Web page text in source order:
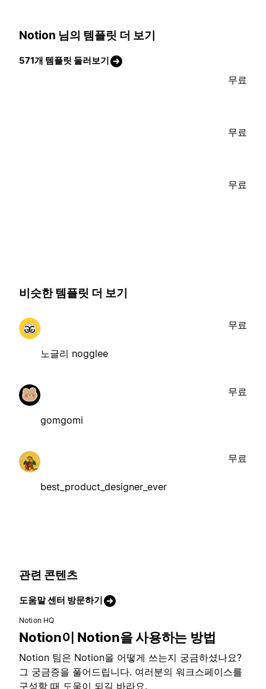
Notion 님의 템플릿 더 보기
571개 템플릿 둘러보기
무료
무료
무료
비슷한 템플릿 더 보기
노글리 nogglee
무료
gomgomi
무료
best_product_designer_ever
무료
관련 콘텐츠
도움말 센터 방문하기
Notion HQ
Notion이 Notion을 사용하는 방법
Notion 팀은 Notion을 어떻게 쓰는지 궁금하셨나요?
그 궁금증을 풀어드립니다. 여러분의 워크스페이스를
구성할 때 도움이 되길 바라요.